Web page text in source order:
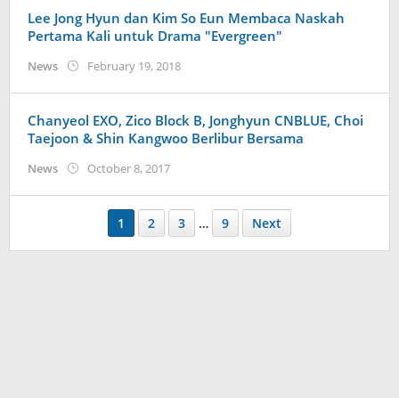
Lee Jong Hyun dan Kim So Eun Membaca Naskah
Pertama Kali untuk Drama "Evergreen"
News February 19, 2018by
Chanyeol EXO, Zico Block B, Jonghyun CNBLUE, Choi
Taejoon & Shin Kangwoo Berlibur Bersama
News October 8, 2017by
1 2 3 … 9 Next